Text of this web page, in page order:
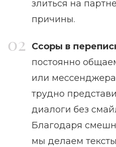
злиться на
причины.
Ссоры в
постоянно
или
трудно
диалоги без
Благодаря
мы делаем